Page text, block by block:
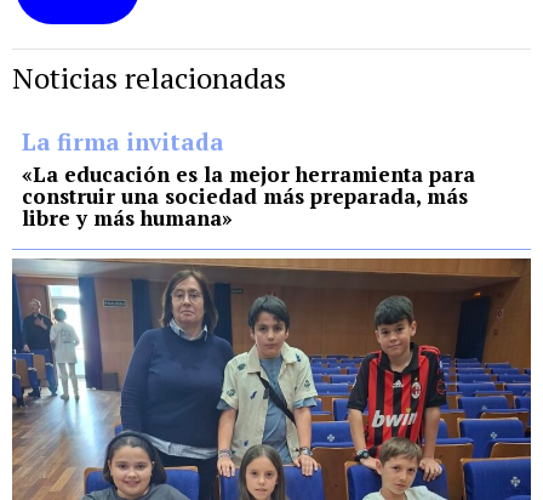
Noticias relacionadas
La firma invitada
«La educación es la mejor herramienta para
construir una sociedad más preparada, más
libre y más humana»